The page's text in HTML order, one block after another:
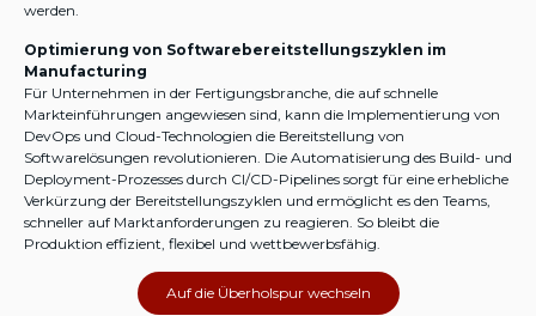
werden.
Optimierung von Softwarebereitstellungszyklen im
Manufacturing
Für Unternehmen in der Fertigungsbranche, die auf schnelle
Markteinführungen angewiesen sind, kann die Implementierung von
DevOps und Cloud-Technologien die Bereitstellung von
Softwarelösungen revolutionieren. Die Automatisierung des Build- und
Deployment-Prozesses durch CI/CD-Pipelines sorgt für eine erhebliche
Verkürzung der Bereitstellungszyklen und ermöglicht es den Teams,
schneller auf Marktanforderungen zu reagieren. So bleibt die
Produktion effizient, flexibel und wettbewerbsfähig.
Auf die Überholspur wechseln